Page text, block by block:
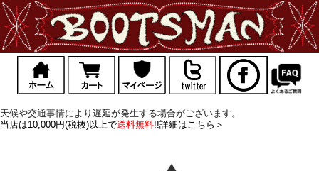
天候や交通事情により遅延が発生する場合がございます。
当店は10,000円(税抜)以上で送料無料!!詳細はこちら＞